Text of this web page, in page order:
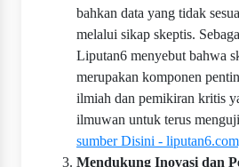
bahkan data yang tidak
melalui sikap skeptis.
Liputan6 menyebut bahwa
merupakan komponen
ilmiah dan pemikiran kritis
ilmuwan untuk terus
sumber Disini -
Mendukung Inovasi dan